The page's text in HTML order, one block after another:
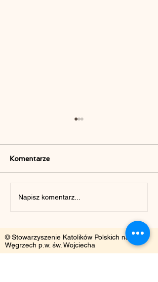
„Cichociemni” w Domu
Polskim w Budapeszcie
Komentarze
Napisz komentarz...
© Stowarzyszenie Katolików Polskich na
Węgrzech p.w. św. Wojciecha